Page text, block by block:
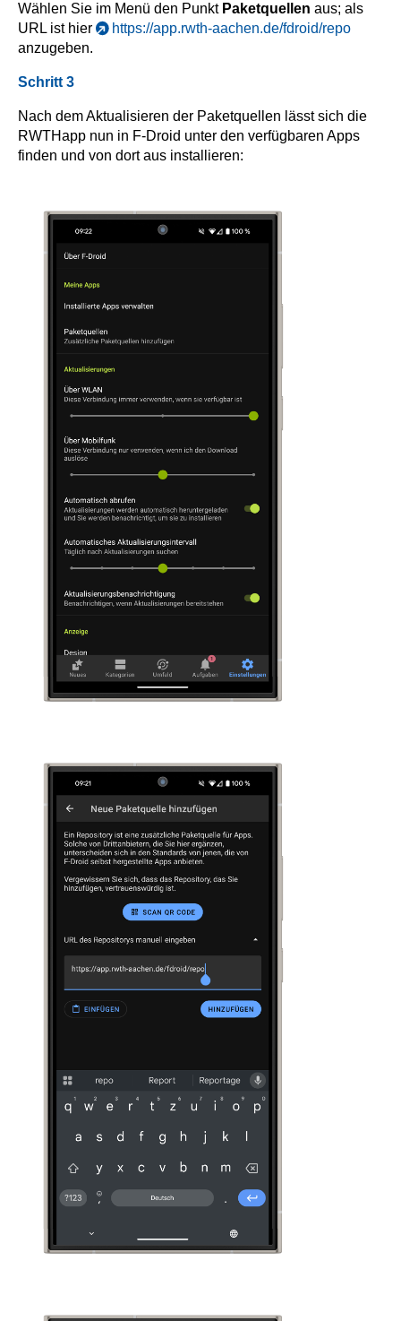
Wählen Sie im Menü den Punkt Paketquellen aus; als
URL ist hier
https://app.rwth-aachen.de/fdroid/repo
anzugeben.
Schritt 3
Nach dem Aktualisieren der Paketquellen lässt sich die
RWTHapp nun in F-Droid unter den verfügbaren Apps
finden und von dort aus installieren: